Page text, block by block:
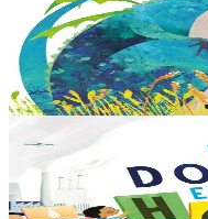
Dreistordinal eo ti nevez
amezeien plijus-tre. Sur eo
al loened all dezhi. Ha...
Er stok13,00 €
Bannoù-heol
Un douar evit an holl